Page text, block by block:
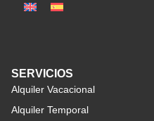
SERVICIOS
Alquiler Vacacional
Alquiler Temporal